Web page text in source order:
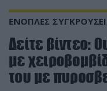
ΕΝΟΠΛΕΣ
Δείτε βίντεο:
με
του με